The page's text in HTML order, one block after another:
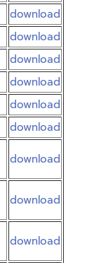
download
download
download
download
download
download
download
download
download